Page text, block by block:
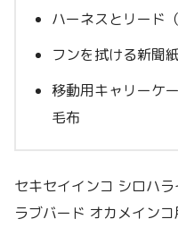
ハーネスとリード
フンを拭ける新聞
移動用キャリーケ
毛布
セキセイインコ シロハ
ラブバード オカメイン